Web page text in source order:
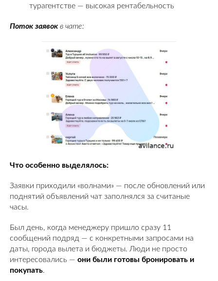
турагентстве — высокая рентабельность
Поток заявок в чате:
Что особенно выделялось:
Заявки приходили «волнами» — после обновлений или
поднятий объявлений чат заполнялся за считаные
часы.
Был день, когда менеджеру пришло сразу 11
сообщений подряд — с конкретными запросами на
даты, города вылета и бюджеты. Люди не просто
интересовались — они были готовы бронировать и
покупать.